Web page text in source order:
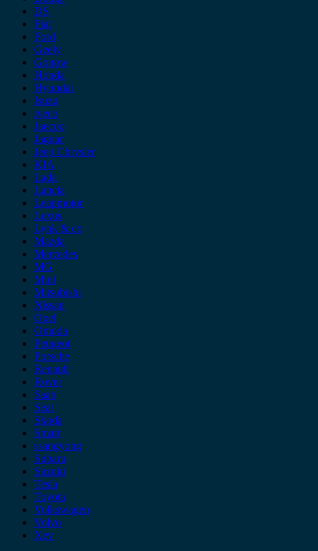
DS
Fiat
Ford
Geely
Gonow
Honda
Hyundai
Isuzu
iveco
Jaecoo
Jaguar
Jeep Chrysler
KIA
Lada
Lancia
Leapmotor
Lexus
Lynk & co
Mazda
Mercedes
MG
Mini
Mitsubishi
Nissan
Opel
Omoda
Peugeot
Porsche
Renault
Rover
Saab
Seat
Skoda
Smart
ssangyong
Subaru
Suzuki
Tesla
Toyota
Volkswagen
Volvo
Xev